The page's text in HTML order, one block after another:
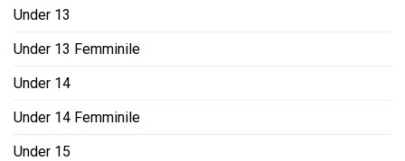
Under 13
Under 13 Femminile
Under 14
Under 14 Femminile
Under 15